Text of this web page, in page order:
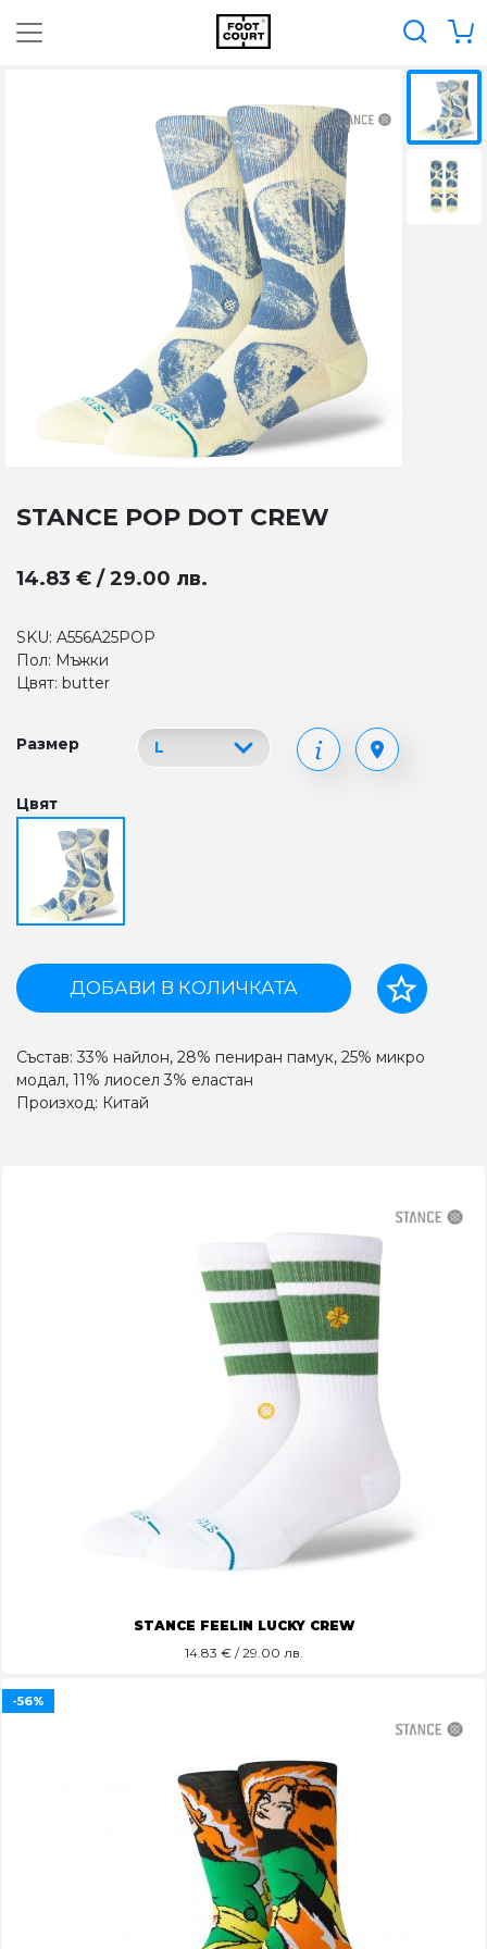
STANCE POP DOT CREW
14.83 € / 29.00 лв.
SKU: A556A25POP
Пол: Мъжки
Цвят: butter
Размер
Цвят
ДОБАВИ В КОЛИЧКАТА
Състав: 33% найлон, 28% пениран памук, 25% микро
модал, 11% лиосел 3% еластан
Произход: Китай
STANCE FEELIN LUCKY CREW
14.83 € / 29.00 лв.
-56%